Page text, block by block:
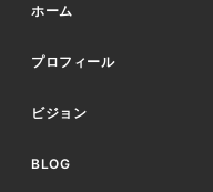
ホーム
プロフィール
ビジョン
BLOG